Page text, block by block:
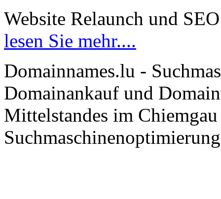
Website Relaunch und SEO
lesen Sie mehr....
Domainnames.lu -
Domainankauf und
Mittelstandes im
Suchmaschinenoptimierung